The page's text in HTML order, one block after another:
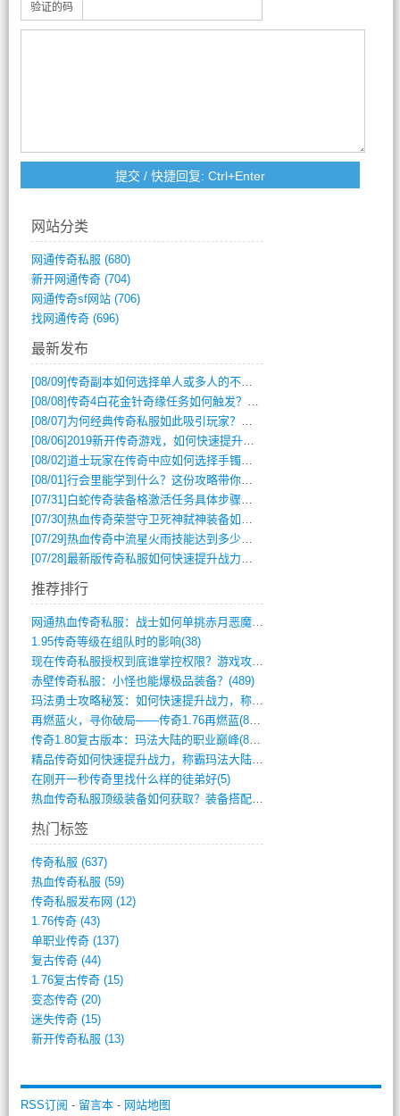
验证的码
网站分类
网通传奇私服 (680)
新开网通传奇(704)
网通传奇sf网站(706)
找网通传奇(696)
最新发布
[08/09]传奇副本如何选择单人或多人的不同模式？
[08/08]传奇4白花金针奇缘任务如何触发？完整攻略解析
[08/07] 为何经典传奇私服如此吸引玩家？深度攻略解析
[08/06]2019新开传奇游戏，如何快速提升角色等级？
[08/02]道士玩家在传奇中应如何选择手镯装备？
[08/01]行会里能学到什么？这份攻略带你全掌握
[07/31] 白蛇传奇装备格激活任务具体步骤是什么？如何完成？
[07/30]热血传奇荣誉守卫死神弑神装备如何获取与佩戴攻略？
[07/29]热血传奇中流星火雨技能达到多少级可以开始练装备？
[07/28]最新版传奇私服如何快速提升战力与获取稀有装备？
推荐排行
网通热血传奇私服：战士如何单挑赤月恶魔？(311)
1.95传奇等级在组队时的影响(38)
现在传奇私服授权到底谁掌控权限？游戏攻略(789)
赤壁传奇私服：小怪也能爆极品装备？(489)
玛法勇士攻略秘笈：如何快速提升战力，称霸(717)
再燃蓝火，寻你破局——传奇1.76再燃蓝(893)
传奇1.80复古版本：玛法大陆的职业巅峰(873)
精品传奇如何快速提升战力，称霸玛法大陆？(392)
在刚开一秒传奇里找什么样的徒弟好(5)
热血传奇私服顶级装备如何获取？装备搭配与(688)
热门标签
传奇私服 (637)
热血传奇私服 (59)
传奇私服发布网 (12)
1.76传奇(43)
单职业传奇(137)
复古传奇(44)
1.76复古传奇(15)
变态传奇(20)
迷失传奇(15)
新开传奇私服 (13)
RSS订阅 - 留言本- 网站地图